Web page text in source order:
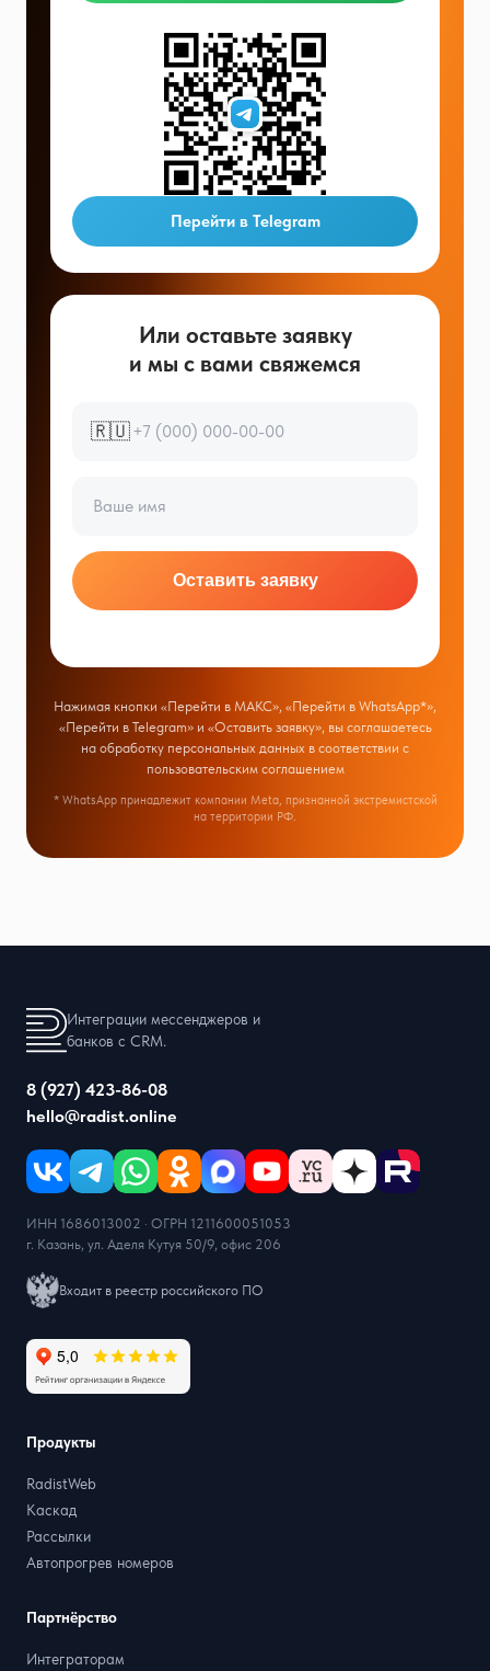
Перейти в Telegram
Или оставьте заявку
и мы с вами свяжемся
🇷🇺
Оставить заявку
Нажимая кнопки «Перейти в МАКС», «Перейти в WhatsApp*»,
«Перейти в Telegram» и «Оставить заявку», вы соглашаетесь
на обработку персональных данных в соответствии с
пользовательским соглашением
* WhatsApp принадлежит компании Meta, признанной экстремистской
на территории РФ.
Интеграции мессенджеров и
банков с CRM.
8 (927) 423-86-08
hello@radist.online
ИНН 1686013002 · ОГРН 1211600051053
г. Казань, ул. Аделя Кутуя 50/9, офис 206
Входит в реестр российского ПО
Продукты
RadistWeb
Каскад
Рассылки
Автопрогрев номеров
Партнёрство
Интеграторам